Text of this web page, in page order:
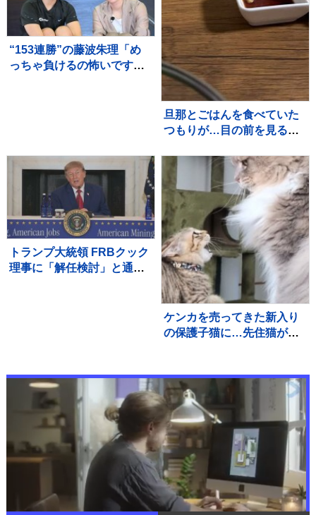
へ【news23】
“153連勝”の藤波朱理「め
っちゃ負けるの怖いです」
旦那とごはんを食べていた
つもりが…目の前を見る
「旦那さんの本当の姿だ
ね」「ビールを飲むと変わ
る体質ｗ」と話題
トランプ大統領 FRBクック
理事に「解任検討」と通
ケンカを売ってきた新入り
の保護子猫に…先住猫が見
ｗ」「怪我しないようにし
ていて偉い」